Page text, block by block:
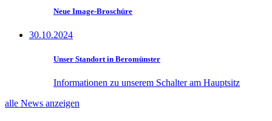
Neue Image-Broschüre
30.10.2024
Unser Standort in Beromünster
Informationen zu unserem Schalter am Hauptsitz
alle News anzeigen